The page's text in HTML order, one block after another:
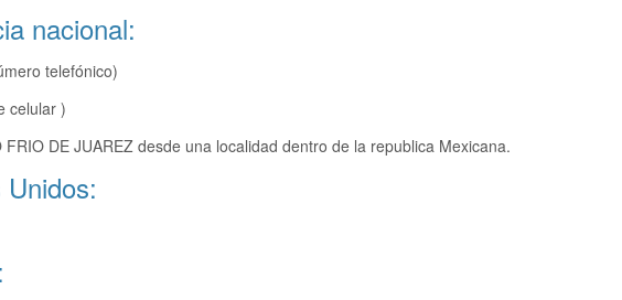
nacional:
telefónico)
celular )
DE JUAREZ desde una localidad dentro de la republica Mexicana.